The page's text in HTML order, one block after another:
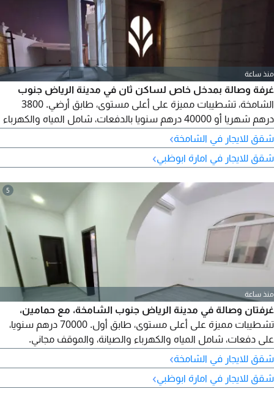
منذ ساعة
غرفة وصالة بمدخل خاص لساكن ثان في مدينة الرياض جنوب
الشامخة، تشطيبات مميزة على أعلى مستوى، طابق أرضي. 3800
درهم شهريا أو 40000 درهم سنويا بالدفعات، شامل المياه والكهرباء
والصيانة، والموقف مجاني. للتواصل والاستفسار يرجى الاتصال
شقق للايجار في الشامخة›
شقق للايجار في امارة ابوظبي›
5
منذ ساعة
غرفتان وصالة في مدينة الرياض جنوب الشامخة، مع حمامين،
تشطيبات مميزة على أعلى مستوى، طابق أول. 70000 درهم سنويا،
على دفعات، شامل المياه والكهرباء والصيانة، والموقف مجاني.
للتواصل والاستفسار يرجى الاتصال
شقق للايجار في الشامخة›
شقق للايجار في امارة ابوظبي›